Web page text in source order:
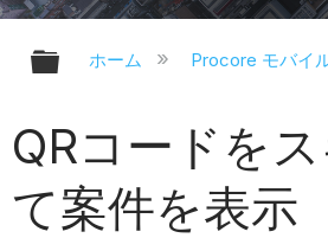
グローバル階層を
ホーム Procore モバイ
QRコードを
て案件を表示